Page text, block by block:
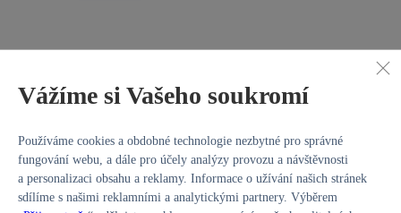
profese
Kategorie
LEGO® pro kluky
Stavebnice
Venkovní hračky
Vážíme si Vašeho soukromí
Používáme cookies a obdobné technologie nezbytné pro správné
fungování webu, a dále pro účely analýzy provozu a návštěvnosti
a personalizaci obsahu a reklamy. Informace o užívání našich stránek
sdílíme s našimi reklamními a analytickými partnery. Výběrem